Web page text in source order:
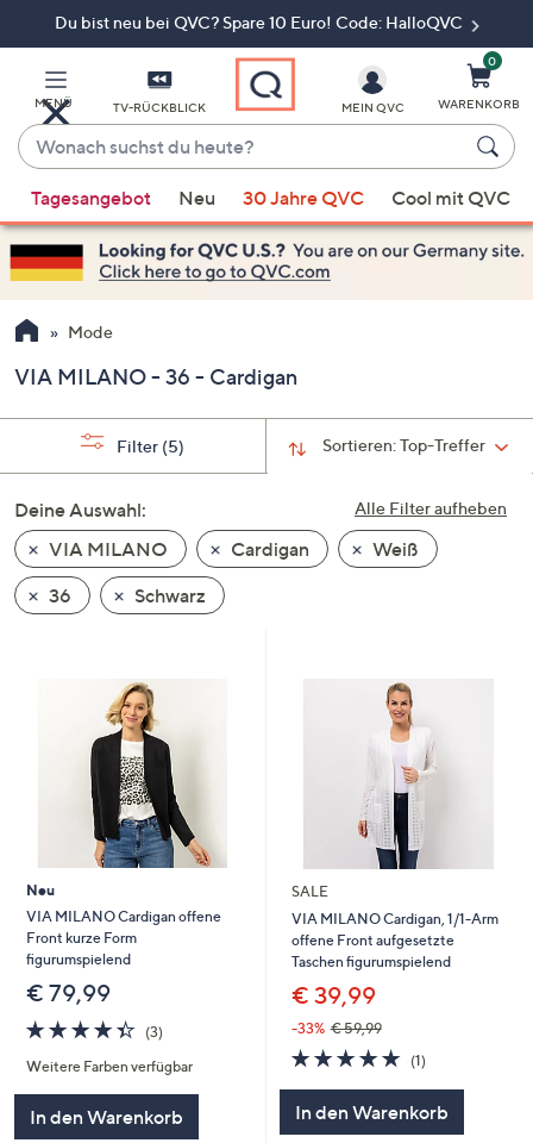
Du bist neu bei QVC? Spare 10 Euro! Code: HalloQVC
MENÜ TV-RÜCKBLICK
Wonach
suchst
du
heute?
Vorschläge
verfügbar
sind,
verwenden
Sie
Pfeiltasten
nach
und
nach
unten
oder
wischen
Sie
diese
anzuzeigen.
MEIN QVC
0
WARENKORB
Tagesangebot Neu 30 Jahre QVC Cool mit QVC
Mode
VIA MILANO - 36 - Cardigan
Sortieren:Top-Treffer
Filter (5)
Alle Filter aufheben
Deine Auswahl:
VIA MILANO
Cardigan
Weiß
36
Schwarz
Neu
VIA MILANO Cardigan offene
Front kurze Form
figurumspielend
€ 79,99
4.3
von
5
(3)3
Weitere Farben verfügbar
In den Warenkorb
SALE
VIA MILANO Cardigan, 1/1-Arm
offene Front aufgesetzte
Taschen figurumspielend
€ 39,99
-33% € 59,99
5.0
von
(1)1
In den Warenkorb